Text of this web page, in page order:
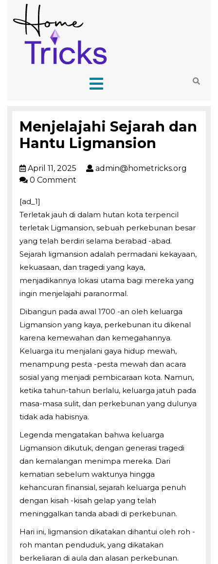
Menjelajahi Sejarah dan
Hantu Ligmansion
April 11, 2025
admin@hometricks.org
0 Comment
[ad_1]
Terletak jauh di dalam hutan kota terpencil
terletak Ligmansion, sebuah perkebunan besar
yang telah berdiri selama berabad -abad.
Sejarah ligmansion adalah permadani kekayaan,
kekuasaan, dan tragedi yang kaya,
menjadikannya lokasi utama bagi mereka yang
ingin menjelajahi paranormal.
Dibangun pada awal 1700 -an oleh keluarga
Ligmansion yang kaya, perkebunan itu dikenal
karena kemewahan dan kemegahannya.
Keluarga itu menjalani gaya hidup mewah,
menampung pesta -pesta mewah dan acara
sosial yang menjadi pembicaraan kota. Namun,
ketika tahun-tahun berlalu, keluarga jatuh pada
masa-masa sulit, dan perkebunan yang dulunya
tidak ada habisnya.
Legenda mengatakan bahwa keluarga
Ligmansion dikutuk, dengan generasi tragedi
dan kemalangan menimpa mereka. Dari
kematian sebelum waktunya hingga
kehancuran finansial, sejarah keluarga penuh
dengan kisah -kisah gelap yang telah
meninggalkan tanda abadi di perkebunan.
Hari ini, ligmansion dikatakan dihantui oleh roh -
roh mantan penduduk, yang dikatakan
berkeliaran di aula dan alasan perkebunan.